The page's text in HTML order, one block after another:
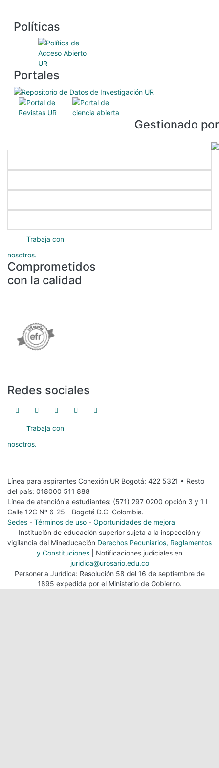
Políticas
Portales
Gestionado por
Trabaja con
nosotros.
Comprometidos
con la calidad
Redes sociales
Trabaja con
nosotros.
Línea para aspirantes Conexión UR Bogotá: 422 5321 • Resto
del país: 018000 511 888
Línea de atención a estudiantes: (571) 297 0200 opción 3 y 1 I
Calle 12C Nº 6-25 - Bogotá D.C. Colombia.
Sedes - Términos de uso - Oportunidades de mejora
Institución de educación superior sujeta a la inspección y
vigilancia del Mineducación Derechos Pecuniarios, Reglamentos
y Constituciones | Notificaciones judiciales en
juridica@urosario.edu.co
Personería Jurídica: Resolución 58 del 16 de septiembre de
1895 expedida por el Ministerio de Gobierno.